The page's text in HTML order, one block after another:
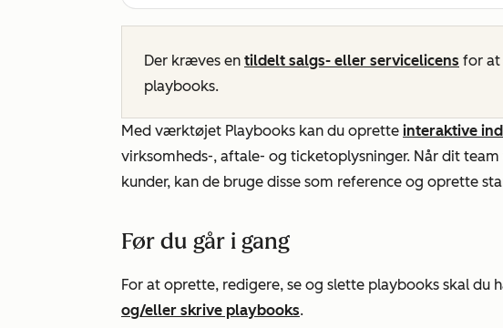
Der kræves en tildelt salgs- eller servicelicens for at
playbooks.
Med værktøjet Playbooks kan du oprette interaktive
virksomheds-, aftale- og ticketoplysninger. Når dit
kunder, kan de bruge disse som reference og oprette
Før du går i gang
For at oprette, redigere, se og slette playbooks skal du
og/eller skrive playbooks.